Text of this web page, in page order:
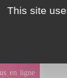
vous
en ligne
Dr
This site